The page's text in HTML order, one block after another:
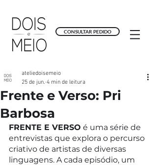
CONSULTAR PEDIDO
Frente e Verso: Pri
Barbosa
ateliedoisemeio
25 de jun. 4 min de leitura
FRENTE E VERSO é uma série de
entrevistas que explora o percurso
criativo de artistas de diversas
linguagens. A cada episódio, um